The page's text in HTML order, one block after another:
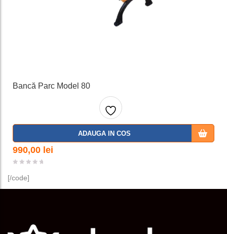
Bancă Parc Model 80
Adaug
e
ADAUGA IN COS
990,00 lei
[/code]